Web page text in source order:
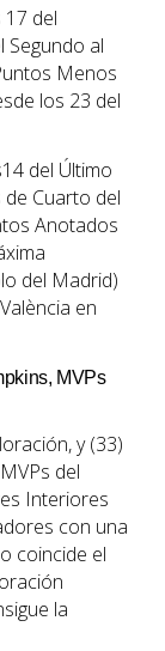
del
al
Menos
los 23 del
del Último
Cuarto del
Anotados
del Madrid)
en
MVPs
y (33)
del
Interiores
con una
coincide el
la